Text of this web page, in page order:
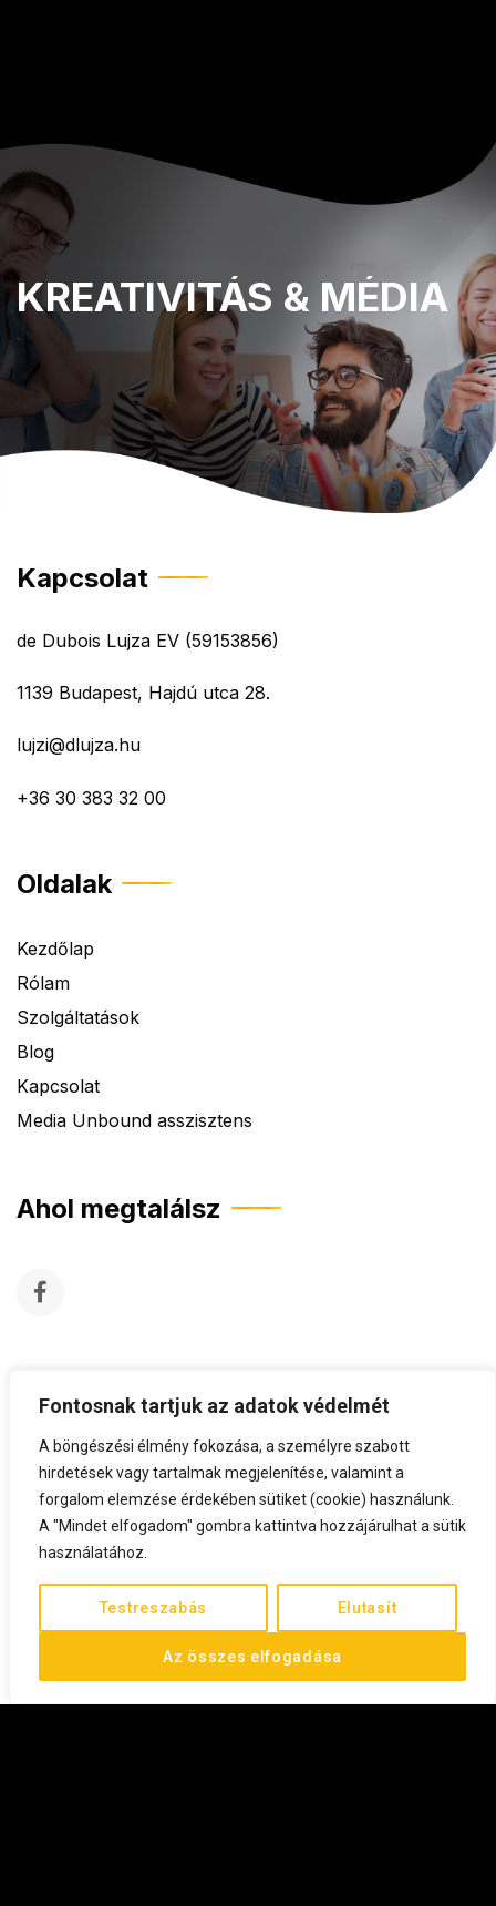
Fontosnak tartjuk az adatok védelmét
A böngészési élmény fokozása, a személyre szabott
hirdetések vagy tartalmak megjelenítése, valamint a
forgalom elemzése érdekében sütiket (cookie) használunk.
A "Mindet elfogadom" gombra kattintva hozzájárulhat a sütik
használatához.
Testreszabás Elutasít
Az összes elfogadása
KREATIVITÁS & MÉDIA
Kapcsolat
de Dubois Lujza EV (59153856)
1139 Budapest, Hajdú utca 28.
lujzi@dlujza.hu
+36 30 383 32 00
Oldalak
Kezdőlap
Rólam
Szolgáltatások
Blog
Kapcsolat
Media Unbound asszisztens
Ahol megtalálsz